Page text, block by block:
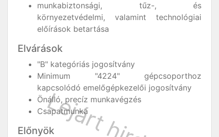
munkabiztonsági, tűz-, és
környezetvédelmi, valamint technológiai
előírások betartása
Elvárások
"B" kategóriás jogosítvány
Minimum "4224" gépcsoporthoz
kapcsolódó emelőgépkezelői jogosítvány
Önálló, precíz munkavégzés
Csapatmunka
Előnyök